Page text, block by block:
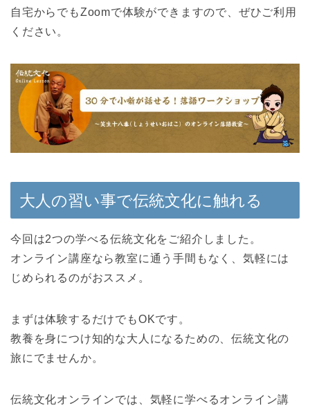
自宅からでもZoomで体験ができますので、ぜひご利用
ください。
大人の習い事で伝統文化に触れる
今回は2つの学べる伝統文化をご紹介しました。
オンライン講座なら教室に通う手間もなく、気軽には
じめられるのがおススメ。
まずは体験するだけでもOKです。
教養を身につけ知的な大人になるための、伝統文化の
旅にでませんか。
伝統文化オンラインでは、気軽に学べるオンライン講